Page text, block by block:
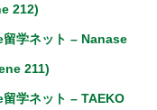
212)
学ネット – Nanase
211)
学ネット – TAEKO